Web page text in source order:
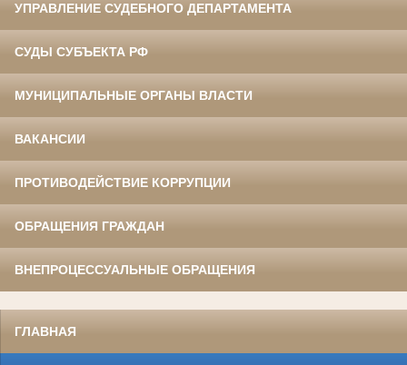
УПРАВЛЕНИЕ СУДЕБНОГО ДЕПАРТАМЕНТА
СУДЫ СУБЪЕКТА РФ
МУНИЦИПАЛЬНЫЕ ОРГАНЫ ВЛАСТИ
ВАКАНСИИ
ПРОТИВОДЕЙСТВИЕ КОРРУПЦИИ
ОБРАЩЕНИЯ ГРАЖДАН
ВНЕПРОЦЕССУАЛЬНЫЕ ОБРАЩЕНИЯ
ГЛАВНАЯ